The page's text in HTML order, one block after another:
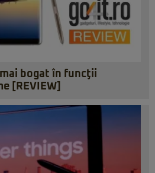
bogat în funcţii
[REVIEW]